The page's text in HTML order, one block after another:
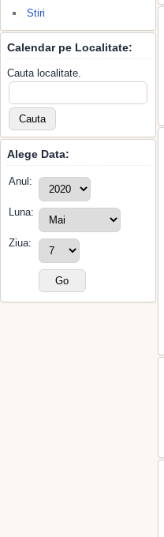
Stiri
Calendar pe Localitate:
Cauta localitate.
Alege Data:
Anul:
Luna:
Ziua: